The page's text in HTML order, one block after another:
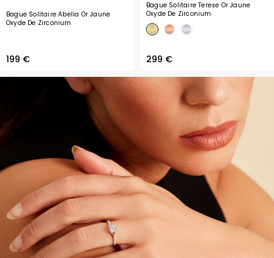
Bague Solitaire Abelia Or Jaune
Oxyde De Zirconium
199 €
Bague Solitaire Terese Or Jaune
Oxyde De Zirconium
299 €